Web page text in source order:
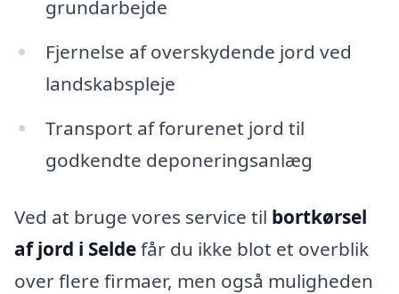
grundarbejde
Fjernelse af overskydende jord ved
landskabspleje
Transport af forurenet jord til
godkendte deponeringsanlæg
Ved at bruge vores service til bortkørsel
af jord i Seldefår du ikke blot et overblik
over flere firmaer, men også muligheden